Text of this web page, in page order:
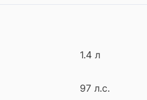
1.4 л
97 л.с.